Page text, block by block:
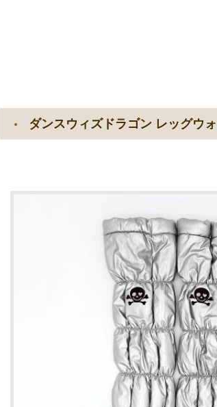
ダンスウィズドラゴン レッグウ